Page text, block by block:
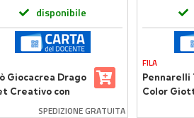
disponibile
Giocacrea Drago
Creativo con
SPEDIZIONE GRATUITA
FILA
Pennarelli
Color